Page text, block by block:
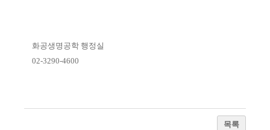
화공생명공학 행정실
02-3290-4600
목록